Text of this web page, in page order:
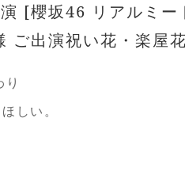
[櫻坂46 リアルミー
ご出演祝い花・楽屋花
り
しい。